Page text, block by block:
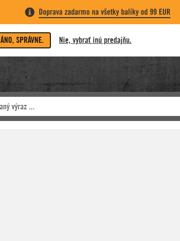
Doprava zadarmo na všetky balíky od 99 EUR
ÁNO, SPRÁVNE. Nie, vybrať inú predajňu.